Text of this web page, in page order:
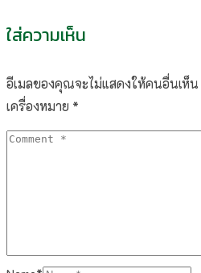
ใส่ความเห็น
อีเมลของคุณจะไม่แสดงให้คนอื่นเห็น
เครื่องหมาย *